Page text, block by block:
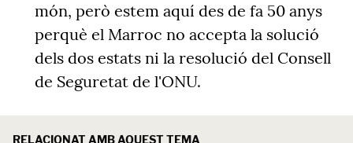
món, però estem aquí des de fa 50 anys
perquè el Marroc no accepta la solució
dels dos estats ni la resolució del Consell
de Seguretat de l'ONU.
RELACIONAT AMB AQUEST TEMA